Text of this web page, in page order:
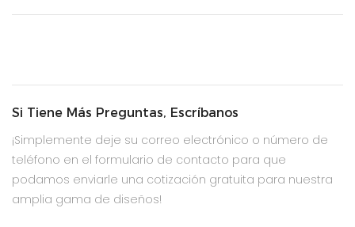
Si Tiene Más Preguntas, Escríbanos
¡Simplemente deje su correo electrónico o número de
teléfono en el formulario de contacto para que
podamos enviarle una cotización gratuita para nuestra
amplia gama de diseños!